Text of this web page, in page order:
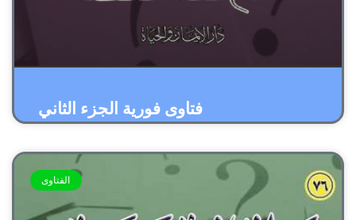
فتاوى فورية الجزء الثاني
الفتاوى